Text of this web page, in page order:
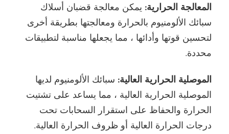
المعالجة الحرارية:يمكن معالجة قضبان أسلاك
سبائك الألومنيوم بالحرارة ومعالجتها بطريقة أخرى
لتحسين قوتها وأدائها ، مما يجعلها مناسبة لتطبيقات
محددة.
الموصلية الحرارية العالية: سبائك الألومنيوم لديها
الموصلية الحرارية العالية ، مما يساعد على تشتيت
الحرارة والحفاظ على استقرار السحابات تحت
درجات الحرارة العالية أو ظروف الحرارة العالية.